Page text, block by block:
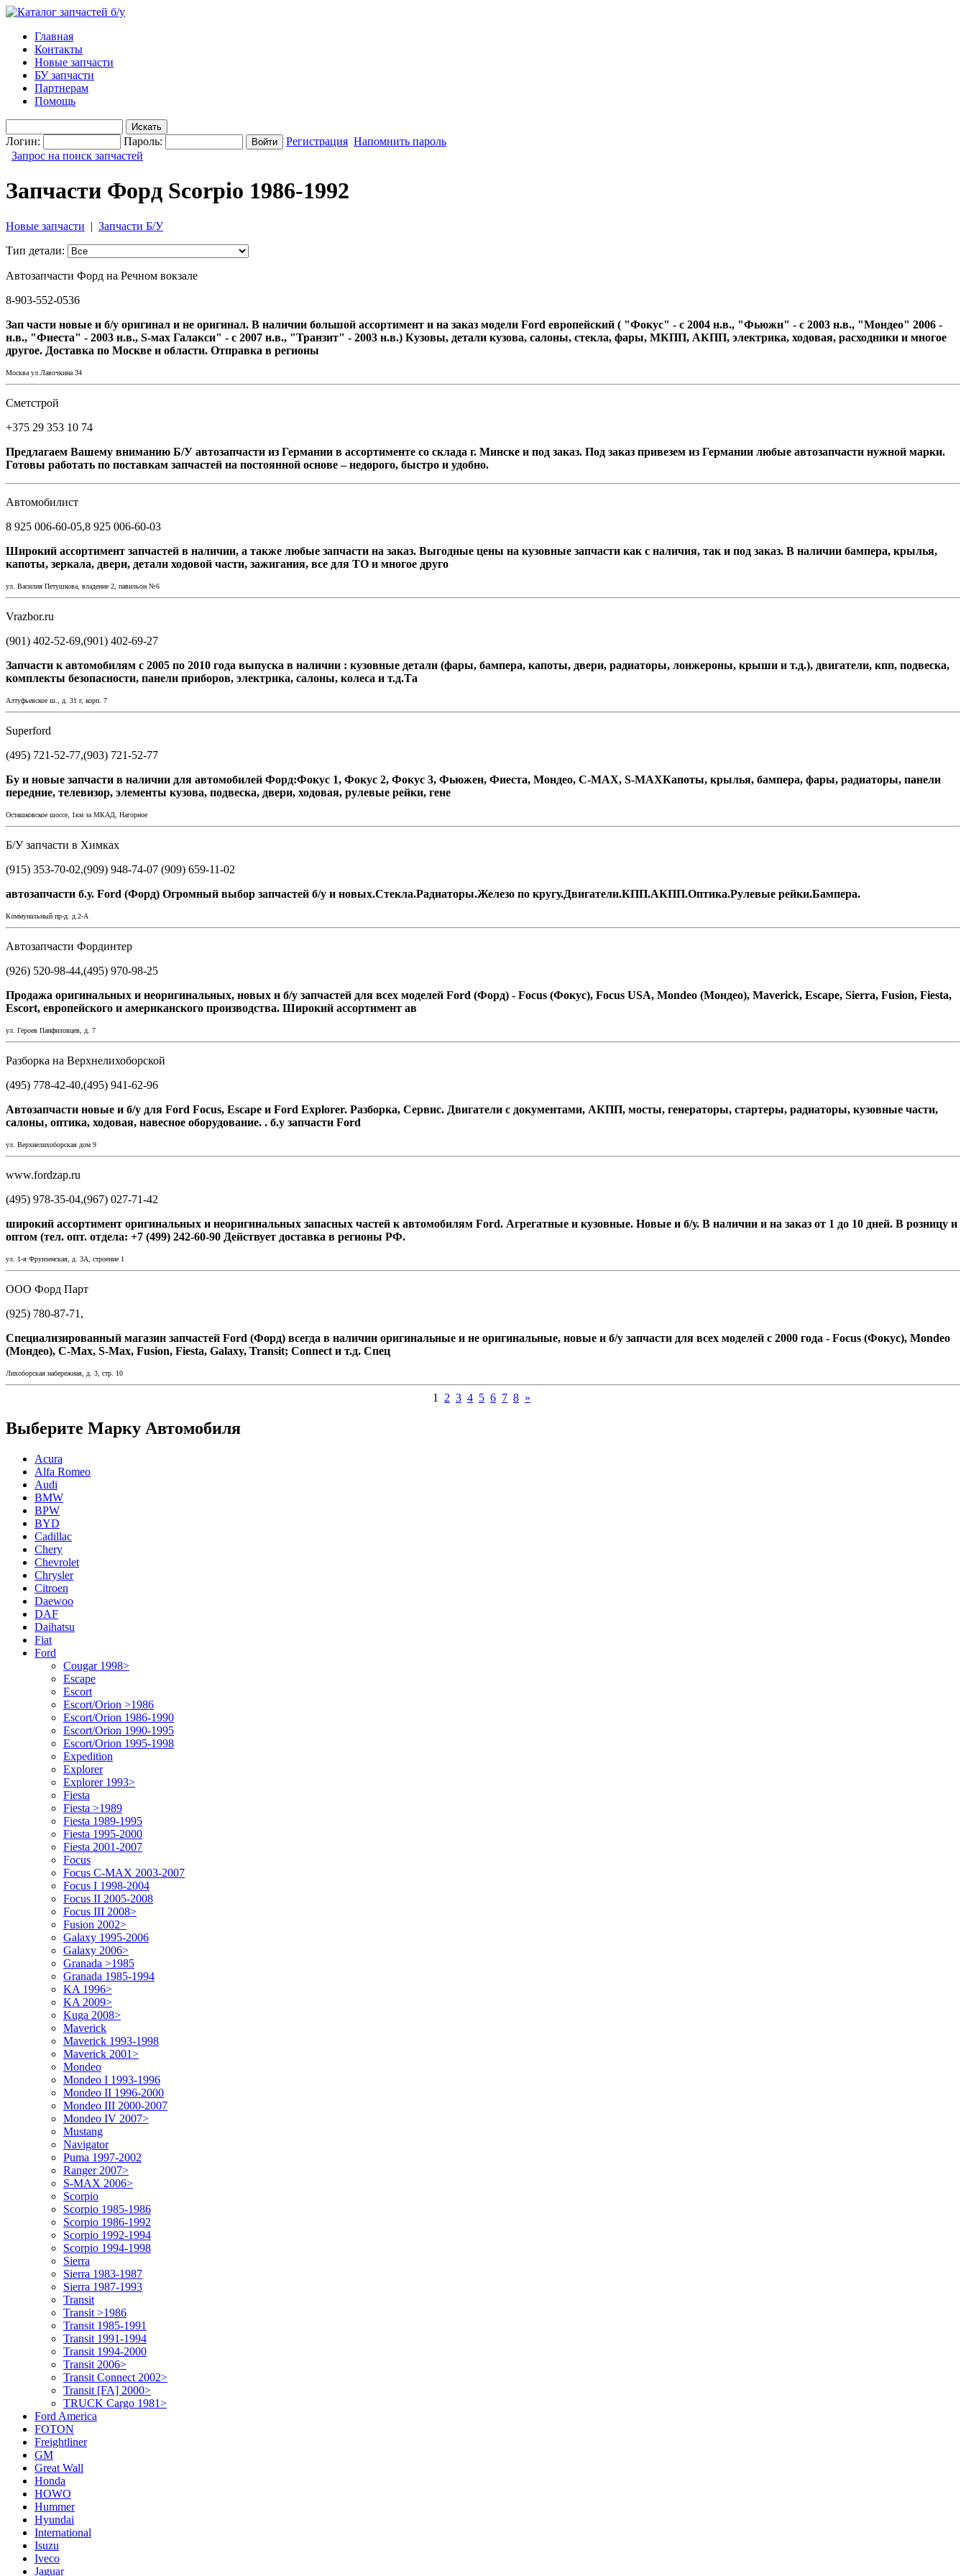
Главная
Контакты
Новые запчасти
БУ запчасти
Партнерам
Помощь
Логин: Пароль: Регистрация Напомнить пароль
Запрос на поиск запчастей
Запчасти Форд Scorpio 1986-1992
Новые запчасти | Запчасти Б/У
Тип детали:
Автозапчасти Форд на Речном вокзале
8-903-552-0536
Зап части новые и б/у оригинал и не оригинал. В наличии большой ассортимент и на заказ модели Ford европейский ( "Фокус" - с 2004 н.в., "Фьюжн" - с 2003 н.в., "Мондео" 2006 -
н.в., "Фиеста" - 2003 н.в., S-мах Галакси" - с 2007 н.в., "Транзит" - 2003 н.в.) Кузовы, детали кузова, салоны, стекла, фары, МКПП, АКПП, электрика, ходовая, расходники и многое
другое. Доставка по Москве и области. Отправка в регионы
Москва ул.Лавочкина 34
Cметстрой
+375 29 353 10 74
Предлагаем Вашему вниманию Б/У автозапчасти из Германии в ассортименте со склада г. Минске и под заказ. Под заказ привезем из Германии любые автозапчасти нужной марки.
Готовы работать по поставкам запчастей на постоянной основе – недорого, быстро и удобно.
Автомобилист
8 925 006-60-05,8 925 006-60-03
Широкий ассортимент запчастей в наличии, а также любые запчасти на заказ. Выгодные цены на кузовные запчасти как с наличия, так и под заказ. В наличии бампера, крылья,
капоты, зеркала, двери, детали ходовой части, зажигания, все для ТО и многое друго
ул. Василия Петушкова, владение 2, павильон №6
Vrazbor.ru
(901) 402-52-69,(901) 402-69-27
Запчасти к автомобилям с 2005 по 2010 года выпуска в наличии : кузовные детали (фары, бампера, капоты, двери, радиаторы, лонжероны, крыши и т.д.), двигатели, кпп, подвеска,
комплекты безопасности, панели приборов, электрика, салоны, колеса и т.д.Та
Алтуфьевское ш., д. 31 г, корп. 7
Superford
(495) 721-52-77,(903) 721-52-77
Бу и новые запчасти в наличии для автомобилей Форд:Фокус 1, Фокус 2, Фокус 3, Фьюжен, Фиеста, Мондео, C-MAX, S-MAXКапоты, крылья, бампера, фары, радиаторы, панели
передние, телевизор, элементы кузова, подвеска, двери, ходовая, рулевые рейки, гене
Осташковское шоссе, 1км за МКАД, Нагорное
Б/У запчасти в Химках
(915) 353-70-02,(909) 948-74-07 (909) 659-11-02
автозапчасти б.у. Ford (Форд) Огромный выбор запчастей б/у и новых.Стекла.Радиаторы.Железо по кругу.Двигатели.КПП.АКПП.Оптика.Рулевые рейки.Бампера.
Коммунальный пр-д. д.2-А
Автозапчасти Фординтер
(926) 520-98-44,(495) 970-98-25
Продажа оригинальных и неоригинальных, новых и б/у запчастей для всех моделей Ford (Форд) - Focus (Фокус), Focus USA, Mondeo (Мондео), Maverick, Escape, Sierra, Fusion, Fiesta,
Escort, европейского и американского производства. Широкий ассортимент ав
ул. Героев Панфиловцев, д. 7
Разборка на Верхнелихоборской
(495) 778-42-40,(495) 941-62-96
Автозапчасти новые и б/у для Ford Focus, Escape и Ford Explorer. Разборка, Сервис. Двигатели с документами, АКПП, мосты, генераторы, стартеры, радиаторы, кузовные части,
салоны, оптика, ходовая, навесное оборудование. . б.у запчасти Ford
ул. Верхнелихоборская дом 9
www.fordzap.ru
(495) 978-35-04,(967) 027-71-42
широкий ассортимент оригинальных и неоригинальных запасных частей к автомобилям Ford. Агрегатные и кузовные. Новые и б/у. В наличии и на заказ от 1 до 10 дней. В розницу и
оптом (тел. опт. отдела: +7 (499) 242-60-90 Действует доставка в регионы РФ.
ул. 1-я Фрунзенская, д. 3A, строение 1
ООО Форд Парт
(925) 780-87-71,
Специализированный магазин запчастей Ford (Форд) всегда в наличии оригинальные и не оригинальные, новые и б/у запчасти для всех моделей с 2000 года - Focus (Фокус), Mondeo
(Мондео), C-Max, S-Max, Fusion, Fiesta, Galaxy, Transit; Connect и т.д. Спец
Лихоборская набережная, д. 3, стр. 10
1 2 3 4 5 6 7 8 »
Выберите Марку Автомобиля
Acura
Alfa Romeo
Audi
BMW
BPW
BYD
Cadillac
Chery
Chevrolet
Chrysler
Citroen
Daewoo
DAF
Daihatsu
Fiat
Ford
Cougar 1998>
Escape
Escort
Escort/Orion >1986
Escort/Orion 1986-1990
Escort/Orion 1990-1995
Escort/Orion 1995-1998
Expedition
Explorer
Explorer 1993>
Fiesta
Fiesta >1989
Fiesta 1989-1995
Fiesta 1995-2000
Fiesta 2001-2007
Focus
Focus C-MAX 2003-2007
Focus I 1998-2004
Focus II 2005-2008
Focus III 2008>
Fusion 2002>
Galaxy 1995-2006
Galaxy 2006>
Granada >1985
Granada 1985-1994
KA 1996>
KA 2009>
Kuga 2008>
Maverick
Maverick 1993-1998
Maverick 2001>
Mondeo
Mondeo I 1993-1996
Mondeo II 1996-2000
Mondeo III 2000-2007
Mondeo IV 2007>
Mustang
Navigator
Puma 1997-2002
Ranger 2007>
S-MAX 2006>
Scorpio
Scorpio 1985-1986
Scorpio 1986-1992
Scorpio 1992-1994
Scorpio 1994-1998
Sierra
Sierra 1983-1987
Sierra 1987-1993
Transit
Transit >1986
Transit 1985-1991
Transit 1991-1994
Transit 1994-2000
Transit 2006>
Transit Connect 2002>
Transit [FA] 2000>
TRUCK Cargo 1981>
Ford America
FOTON
Freightliner
GM
Great Wall
Honda
HOWO
Hummer
Hyundai
International
Isuzu
Iveco
Jaguar